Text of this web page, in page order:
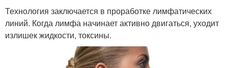
Технология заключается в проработке лимфатических
линий. Когда лимфа начинает активно двигаться, уходит
излишек жидкости, токсины.